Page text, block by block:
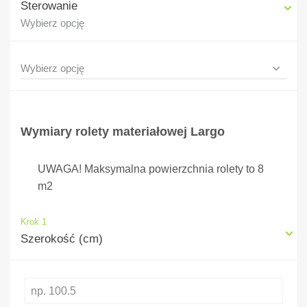
Sterowanie
Wybierz opcję
Wymiary rolety materiałowej Largo
UWAGA! Maksymalna powierzchnia rolety to 8
m2
Krok 1
Szerokość (cm)